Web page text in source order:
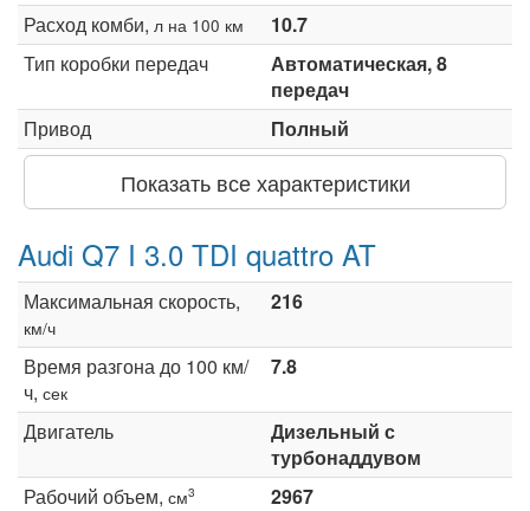
Расход комби, л на 100 км
10.7
Тип коробки передач
Автоматическая, 8
передач
Привод
Полный
Показать все характеристики
Audi Q7 I 3.0 TDI quattro AT
Максимальная скорость,
км/ч
216
Время разгона до 100 км/
ч, сек
7.8
Двигатель
Дизельный с
турбонаддувом
Рабочий объем, см3
2967